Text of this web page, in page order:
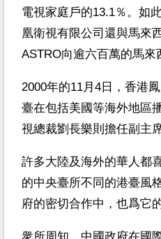
電視家庭戶的13.1％。如
凰衛視有限公司還與馬來
ASTRO向逾六百萬的馬來
2000年的11月4日，香港
臺在包括美國等海外地區
視總裁劉長樂則擔任副主席
許多大陸及海外的華人都
的中央臺所不同的港臺風
府的密切合作中，也爲它